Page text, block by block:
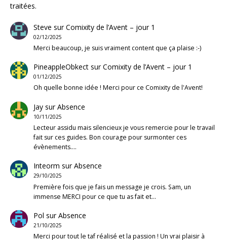
traitées.
Steve surComixity de l’Avent – jour 1
02/12/2025
Merci beaucoup, je suis vraiment content que ça plaise :-)
PineappleObkectsurComixity de l’Avent – jour 1
01/12/2025
Oh quelle bonne idée ! Merci pour ce Comixity de l'Avent!
JaysurAbsence
10/11/2025
Lecteur assidu mais silencieux je vous remercie pour le travail
fait sur ces guides. Bon courage pour surmonter ces
évènements.…
Inteorm surAbsence
29/10/2025
Première fois que je fais un message je crois. Sam, un
immense MERCI pour ce que tu as fait et…
Pol surAbsence
21/10/2025
Merci pour tout le taf réalisé et la passion ! Un vrai plaisir à